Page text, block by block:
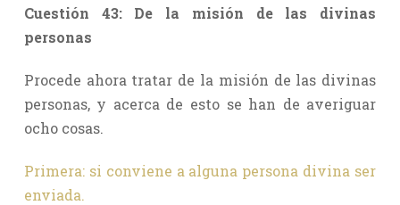
Cuestión 43: De la misión de las divinas
personas
Procede ahora tratar de la misión de las divinas
personas, y acerca de esto se han de averiguar
ocho cosas.
Primera: si conviene a alguna persona divina ser
enviada.